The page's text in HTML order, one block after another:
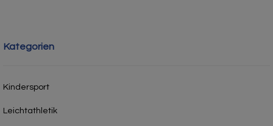
Kategorien
Kindersport
Leichtathletik